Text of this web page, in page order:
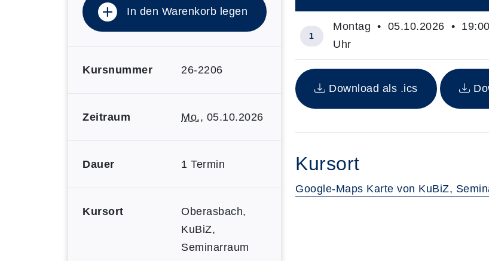
In den Warenkorb legen
Kursnummer 26-2206
Zeitraum Mo., 05.10.2026
Dauer 1 Termin
Kursort
Oberasbach,
KuBiZ,
Seminarraum
Insgesamt gibt es 1 Termine zum
1
Montag • 05.10.2026 •
Uhr
Download als .ics
Kursort
Google-Maps Karte von KuBiZ,